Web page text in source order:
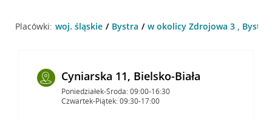
Placówki: woj. śląskie Bystra w okolicy Zdrojowa 3 , Bystra
Cyniarska 11, Bielsko-Biała
Poniedziałek-Środa: 09:00-16:30
Czwartek-Piątek: 09:30-17:00